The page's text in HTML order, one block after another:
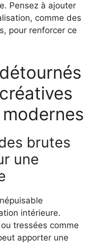
Pensez à ajouter
comme des
pour renforcer ce
brutes
une
intérieure.
tressées comme
apporter une